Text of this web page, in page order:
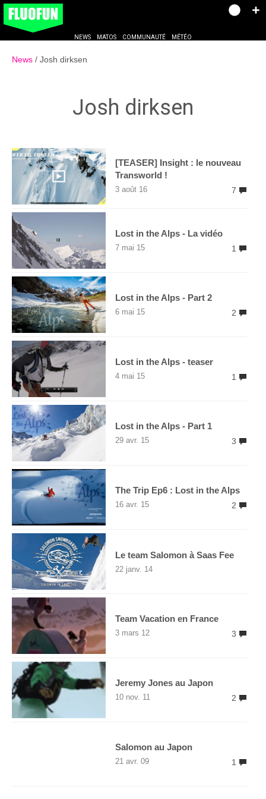
NEWS MATOS COMMUNAUTÉ MÉTÉO
News Josh dirksen
Josh dirksen
[TEASER] Insight : le nouveau
Transworld !
7
3 août 16
Lost in the Alps - La vidéo
1
7 mai 15
Lost in the Alps - Part 2
2
6 mai 15
Lost in the Alps - teaser
1
4 mai 15
Lost in the Alps - Part 1
3
29 avr. 15
The Trip Ep6 : Lost in the Alps
2
16 avr. 15
Le team Salomon à Saas Fee
22 janv. 14
Team Vacation en France
3
3 mars 12
Jeremy Jones au Japon
2
10 nov. 11
Salomon au Japon
1
21 avr. 09